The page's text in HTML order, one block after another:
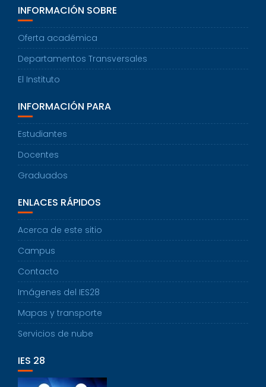
INFORMACIÓN SOBRE
Oferta académica
Departamentos Transversales
El Instituto
INFORMACIÓN PARA
Estudiantes
Docentes
Graduados
ENLACES RÁPIDOS
Acerca de este sitio
Campus
Contacto
Imágenes del IES28
Mapas y transporte
Servicios de nube
IES 28